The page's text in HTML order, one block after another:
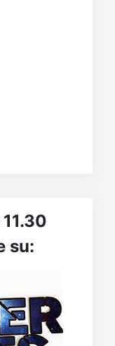
su: